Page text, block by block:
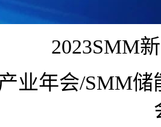
2023SMM
业年会/SMM